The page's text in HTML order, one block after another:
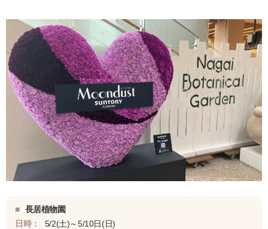
■ 長居植物園
日時：
5/2(土)～5/10日(日)